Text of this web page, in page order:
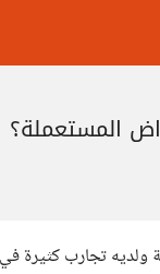
المستعملة؟
تجارب كثيرة